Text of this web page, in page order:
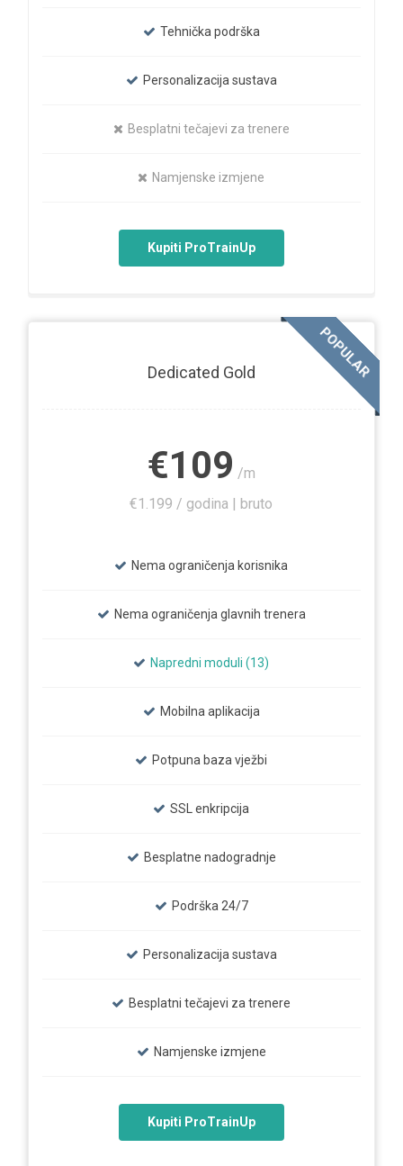
Tehnička podrška
Personalizacija sustava
Besplatni tečajevi za trenere
Namjenske izmjene
Kupiti ProTrainUp
Dedicated Gold
€109 /m
€1.199 / godina | bruto
Nema ograničenja korisnika
Nema ograničenja glavnih trenera
Napredni moduli (13)
Mobilna aplikacija
Potpuna baza vježbi
SSL enkripcija
Besplatne nadogradnje
Podrška 24/7
Personalizacija sustava
Besplatni tečajevi za trenere
Namjenske izmjene
Kupiti ProTrainUp
POPULAR